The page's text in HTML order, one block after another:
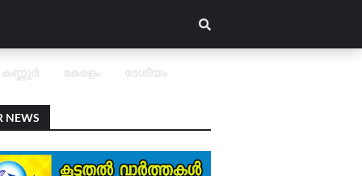
കണ്ണൂർ കേരളം ദേശീയം
NEWS